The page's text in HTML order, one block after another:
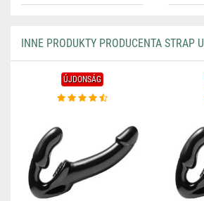
INNE PRODUKTY PRODUCENTA STRAP U
ÚJDONSÁG